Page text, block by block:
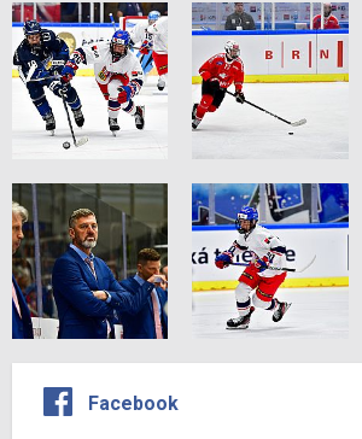
Facebook